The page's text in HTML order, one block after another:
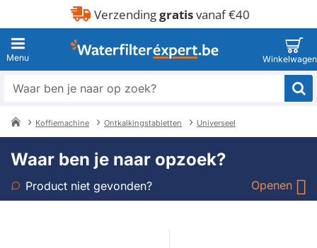
Verzendinggratisvanaf €40
Waar
zoek?
Koffiemachine Ontkalkingstabletten Universeel
Waar ben je naar opzoek?
Product niet gevonden? Openen